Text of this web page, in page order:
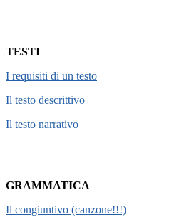
TESTI
I requisiti di un testo
Il testo descrittivo
Il testo narrativo
GRAMMATICA
Il congiuntivo (canzone!!!)